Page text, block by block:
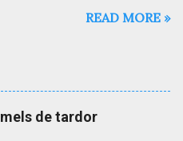
READ MORE »
de tardor